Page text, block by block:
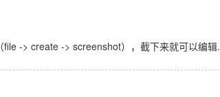
-> create -> screenshot），截下来就可以编辑.